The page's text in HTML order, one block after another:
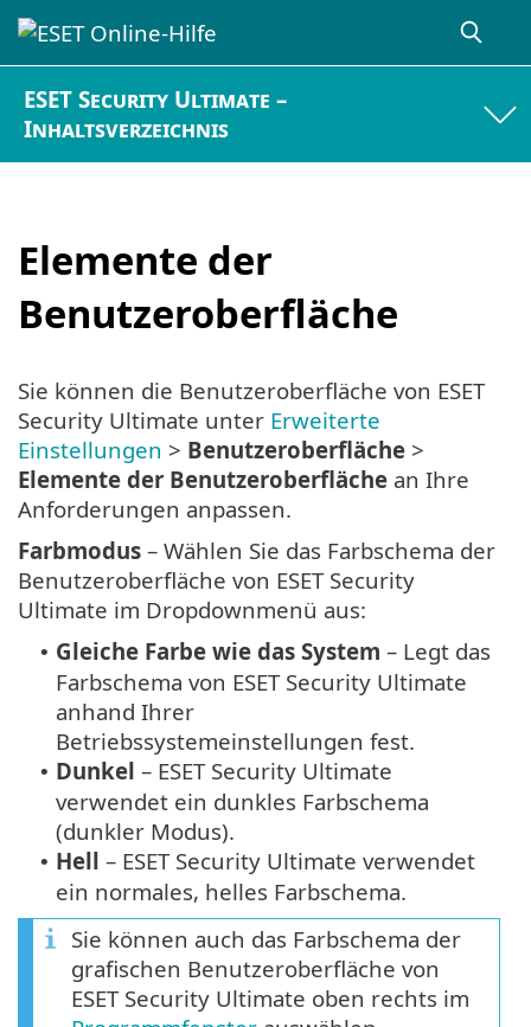
ESET Security Ultimate –
Inhaltsverzeichnis
Elemente der
Benutzeroberfläche
Sie können die Benutzeroberfläche von ESET
Security Ultimate unter Erweiterte
Einstellungen > Benutzeroberfläche >
Elemente der Benutzeroberfläche an Ihre
Anforderungen anpassen.
Farbmodus – Wählen Sie das Farbschema der
Benutzeroberfläche von ESET Security
Ultimate im Dropdownmenü aus:
• Gleiche Farbe wie das System – Legt das
Farbschema von ESET Security Ultimate
anhand Ihrer
Betriebssystemeinstellungen fest.
• Dunkel – ESET Security Ultimate
verwendet ein dunkles Farbschema
(dunkler Modus).
• Hell – ESET Security Ultimate verwendet
ein normales, helles Farbschema.
Sie können auch das Farbschema der
grafischen Benutzeroberfläche von
ESET Security Ultimate oben rechts im